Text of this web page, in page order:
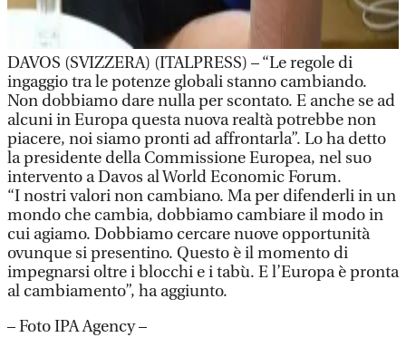
DAVOS (SVIZZERA) (ITALPRESS) – “Le regole di
ingaggio tra le potenze globali stanno cambiando.
Non dobbiamo dare nulla per scontato. E anche se ad
alcuni in Europa questa nuova realtà potrebbe non
piacere, noi siamo pronti ad affrontarla”. Lo ha detto
la presidente della Commissione Europea, nel suo
intervento a Davos al World Economic Forum.
“I nostri valori non cambiano. Ma per difenderli in un
mondo che cambia, dobbiamo cambiare il modo in
cui agiamo. Dobbiamo cercare nuove opportunità
ovunque si presentino. Questo è il momento di
impegnarsi oltre i blocchi e i tabù. E l’Europa è pronta
al cambiamento”, ha aggiunto.
– Foto IPA Agency –